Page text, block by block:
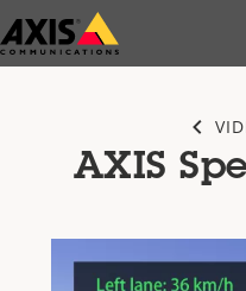
Zum
Hauptinhalt
AXIS